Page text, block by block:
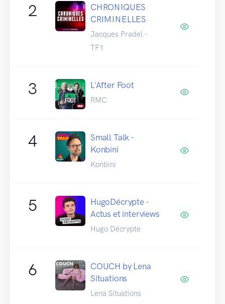
2
CHRONIQUES
CRIMINELLES
Jacques Pradel -
TF1
3 L'After Foot
RMC
4
Small Talk -
Konbini
Konbini
5
HugoDécrypte -
Actus et interviews
Hugo Décrypte
6
COUCH by Lena
Situations
Lena Situations